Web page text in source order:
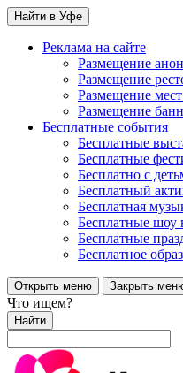
Найти в Уфе
Реклама на сайте
Размещение
Размещение
Размещение
Размещение
Бесплатные события
Бесплатные
Бесплатные
Бесплатно с
Бесплатный
Бесплатная
Бесплатные шоу
Бесплатные
Бесплатное
Открыть меню Закрыть
Что ищем?
Найти